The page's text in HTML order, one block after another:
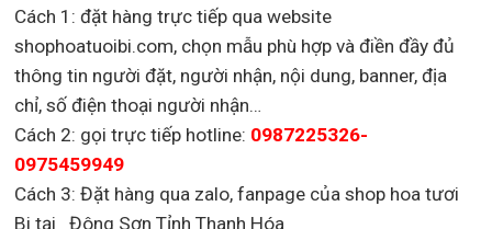
Cách 1: đặt hàng trực tiếp qua website
shophoatuoibi.com, chọn mẫu phù hợp và điền đầy đủ
thông tin người đặt, người nhận, nội dung, banner, địa
chỉ, số điện thoại người nhận…
Cách 2: gọi trực tiếp hotline: 0987225326-
0975459949
Cách 3: Đặt hàng qua zalo, fanpage của shop hoa tươi
Bi tại Đông Sơn Tỉnh Thanh Hóa